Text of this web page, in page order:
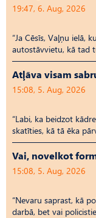
19:47, 6. Aug, 2026
“Ja Cēsīs, Vaļņu ielā,
autostāvvietu, kā tad
Atļāva visam
15:08, 5. Aug, 2026
“Labi, ka beidzot
skatīties, kā tā ēka
Vai, novelkot
15:08, 5. Aug, 2026
“Nevaru saprast, kā
darbā, bet vai